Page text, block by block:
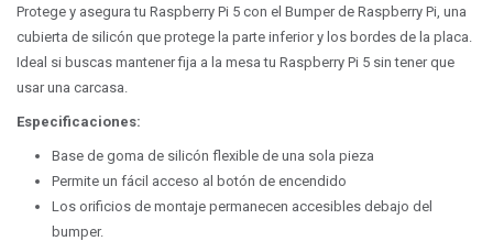
Protege y asegura tu Raspberry Pi 5 con el Bumper de Raspberry Pi, una
cubierta de silicón que protege la parte inferior y los bordes de la placa.
Ideal si buscas mantener fija a la mesa tu Raspberry Pi 5 sin tener que
usar una carcasa.
Especificaciones:
Base de goma de silicón flexible de una sola pieza
Permite un fácil acceso al botón de encendido
Los orificios de montaje permanecen accesibles debajo del
bumper.